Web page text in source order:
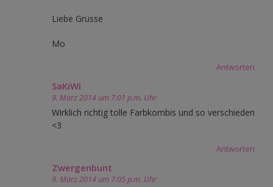
Liebe Grüsse
Mo
Antworten
SaKiWi
9. März 2014 um 7:01 p.m. Uhr
Wirklich richtig tolle Farbkombis und so verschieden
<3
Antworten
Zwergenbunt
9. März 2014 um 7:05 p.m. Uhr